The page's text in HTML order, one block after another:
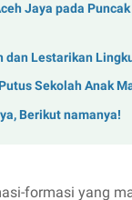
Jaya pada
dan Lestarikan
Sekolah Anak
Berikut namanya!
formasi yang